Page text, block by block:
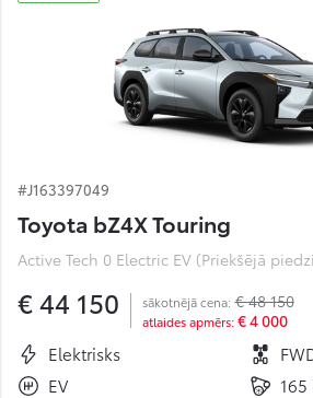
#J163397049
Toyota bZ4X Touring
Active Tech 0 Electric EV (Priekšējā
€ 44 150 sākotnējā cena: € 48 150
atlaides apmērs: € 4 000
Elektrisks
EV
165